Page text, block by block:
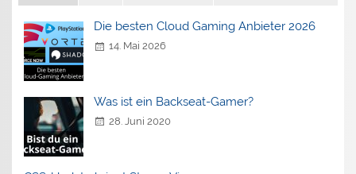
Die besten Cloud Gaming Anbieter 2026
14. Mai 2026
Was ist ein Backseat-Gamer?
28. Juni 2020